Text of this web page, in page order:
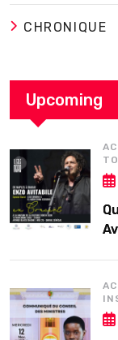
CHRONIQUE
Upcoming